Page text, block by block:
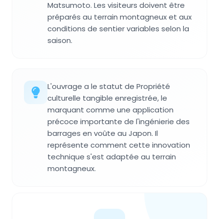
Matsumoto. Les visiteurs doivent être
préparés au terrain montagneux et aux
conditions de sentier variables selon la
saison.
L'ouvrage a le statut de Propriété
culturelle tangible enregistrée, le
marquant comme une application
précoce importante de l'ingénierie des
barrages en voûte au Japon. Il
représente comment cette innovation
technique s'est adaptée au terrain
montagneux.